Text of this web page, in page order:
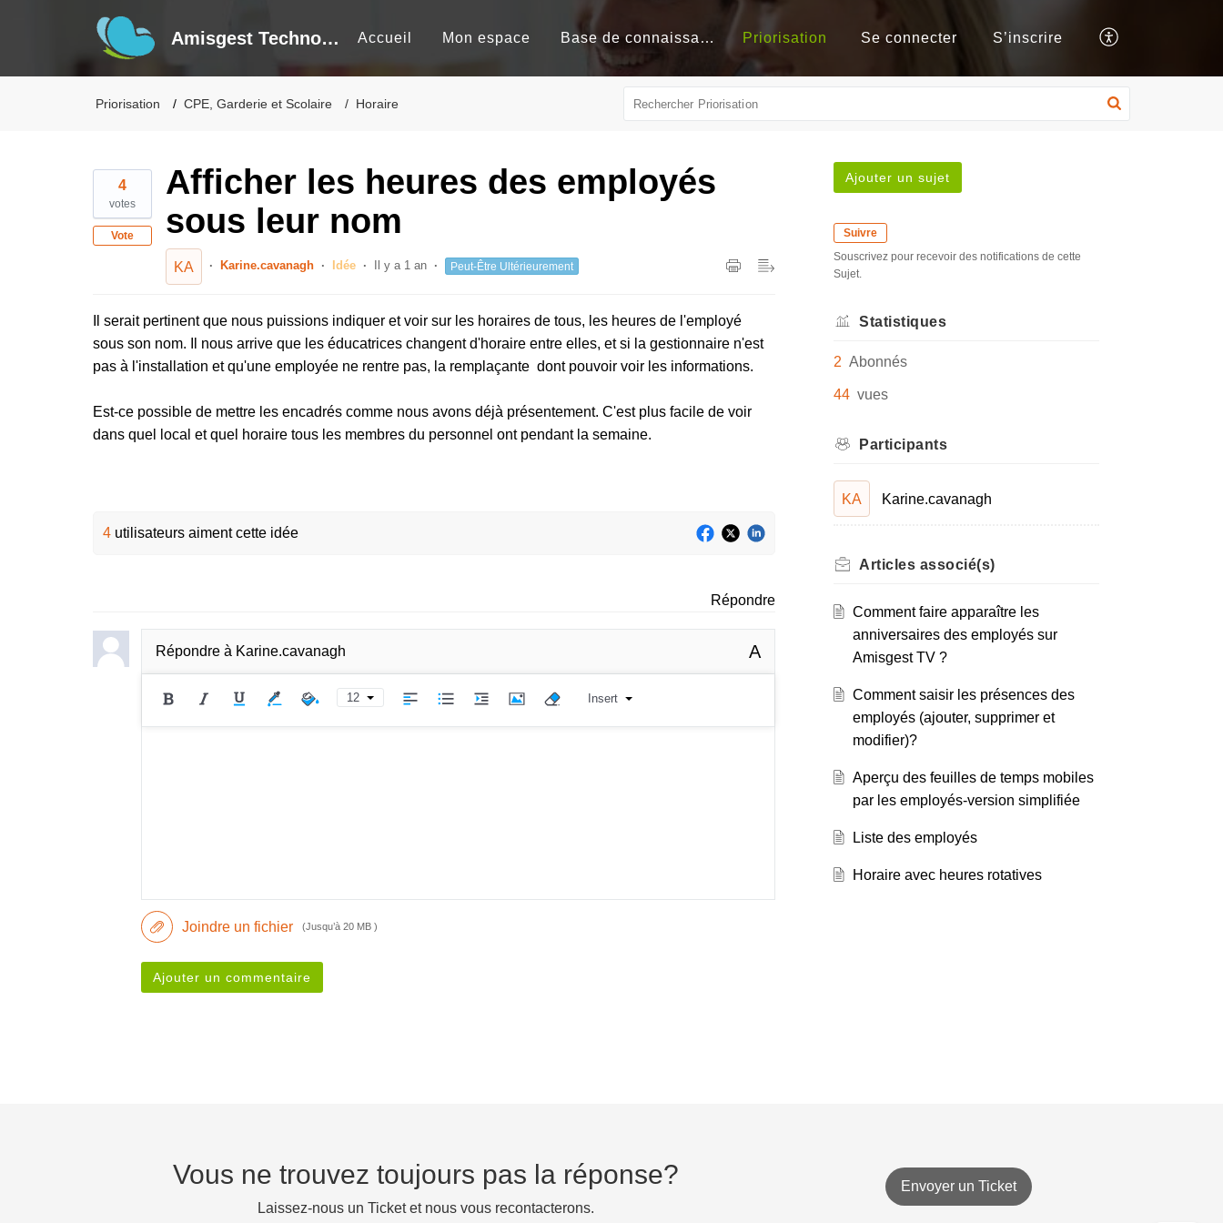
Amisgest Technologie inc Accueil Mon espace Base de connaissances Priorisation Se connecter S’inscrire
Priorisation CPE, Garderie et Scolaire Horaire
4
votes
Vote
Afficher les heures des employés
sous leur nom
KA Karine.cavanagh Idée Il y a 1 an Peut-Être Ultérieurement
Il serait pertinent que nous puissions indiquer et voir sur les horaires de tous, les heures de l'employé
sous son nom. Il nous arrive que les éducatrices changent d'horaire entre elles, et si la gestionnaire n'est
pas à l'installation et qu'une employée ne rentre pas, la remplaçante dont pouvoir voir les informations.
Est-ce possible de mettre les encadrés comme nous avons déjà présentement. C'est plus facile de voir
dans quel local et quel horaire tous les membres du personnel ont pendant la semaine.
4 utilisateurs aiment cette idée
Répondre
Répondre à Karine.cavanagh A
12 Insert
Joindre un fichier (Jusqu’à 20 MB )
Ajouter un commentaire
Ajouter un sujet
Suivre
Souscrivez pour recevoir des notifications de cette
Sujet.
Statistiques
2 Abonnés
44 vues
Participants
KA Karine.cavanagh
Articles associé(s)
Comment faire apparaître les
anniversaires des employés sur
Amisgest TV ?
Comment saisir les présences des
employés (ajouter, supprimer et
modifier)?
Aperçu des feuilles de temps mobiles
par les employés-version simplifiée
Liste des employés
Horaire avec heures rotatives
Vous ne trouvez toujours pas la réponse?
Laissez-nous un Ticket et nous vous recontacterons.
Envoyer un Ticket